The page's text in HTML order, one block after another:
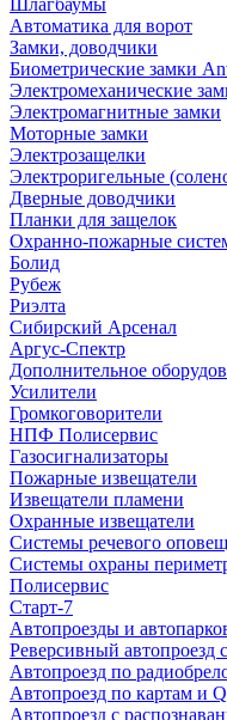
Шлагбаумы
Автоматика для ворот
Замки, доводчики
Биометрические замки
Электромеханические
Электромагнитные замки
Моторные замки
Электрозащелки
Электроригельные
Дверные доводчики
Планки для защелок
Охранно-пожарные
Болид
Рубеж
Риэлта
Сибирский Арсенал
Аргус-Спектр
Дополнительное
Усилители
Громкоговорители
НПФ Полисервис
Газосигнализаторы
Пожарные извещатели
Извещатели пламени
Охранные извещатели
Системы речевого
Системы охраны
Полисервис
Старт-7
Автопроезды и
Реверсивный автопроезд
Автопроезд по
Автопроезд по картам и
Автопроезд с